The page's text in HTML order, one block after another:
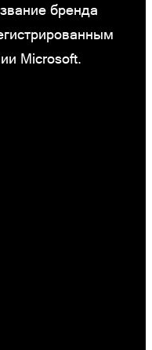
бренда
Microsoft.